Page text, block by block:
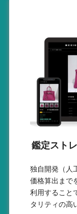
鑑定スト
独自開発（人
価格算出まで
利用すること
タリティの高